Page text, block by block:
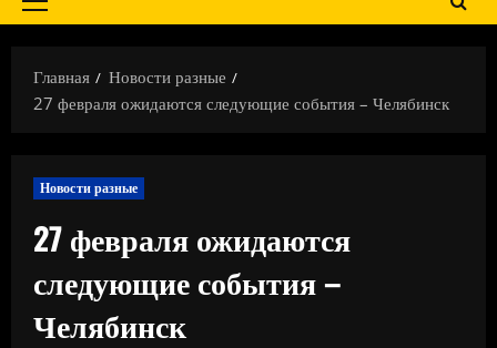
Основное
Главная
Новости разные
27 февраля ожидаются следующие события – Челябинск
Новости разные
27 февраля ожидаются
следующие события –
Челябинск